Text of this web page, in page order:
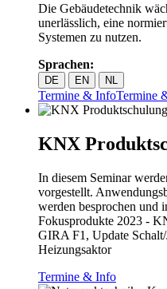
Die Gebäudetechnik
unerlässlich, eine
Systemen zu nutzen.
Sprachen:
DE EN NL
Termine & InfoTermine
KNX
In diesem Seminar
vorgestellt.
werden besprochen und
Fokusprodukte 2023 -
GIRA F1, Update
Heizungsaktor
Termine & Info